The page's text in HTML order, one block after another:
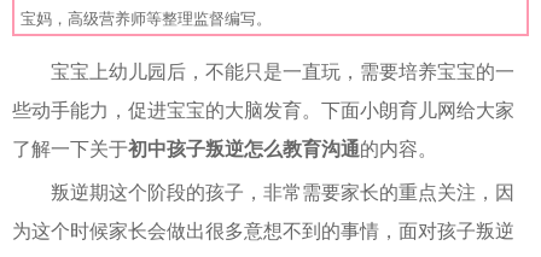
宝妈，高级营养师等整理监督编写。
宝宝上幼儿园后，不能只是一直玩，需要培养宝宝的一
些动手能力，促进宝宝的大脑发育。下面小朗育儿网给大家
了解一下关于初中孩子叛逆怎么教育沟通的内容。
叛逆期这个阶段的孩子，非常需要家长的重点关注，因
为这个时候家长会做出很多意想不到的事情，面对孩子叛逆